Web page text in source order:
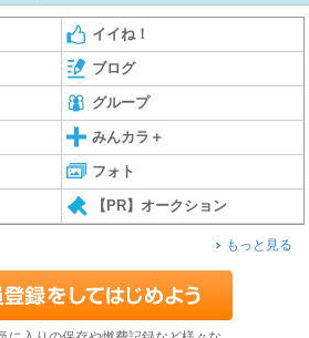
イイね！
ブログ
グループ
みんカラ＋
フォト
【PR】オークション
もっと見る